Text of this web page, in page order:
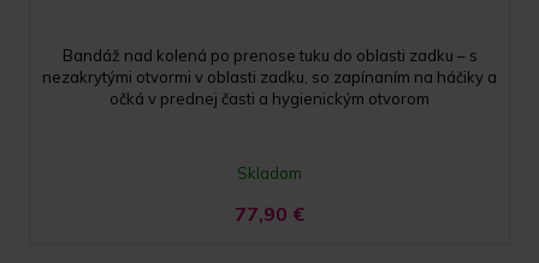
Bandáž nad kolená po prenose tuku do oblasti zadku – s
nezakrytými otvormi v oblasti zadku, so zapínaním na háčiky a
očká v prednej časti a hygienickým otvorom
Skladom
77,90 €